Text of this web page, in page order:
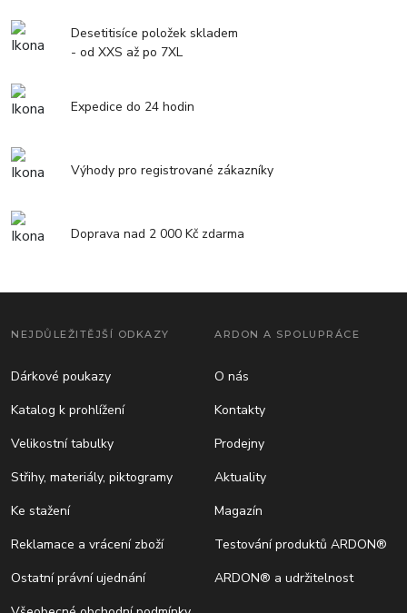
Desetitisíce položek skladem
- od XXS až po 7XL
Expedice do 24 hodin
Výhody pro registrované zákazníky
Doprava nad 2 000 Kč zdarma
NEJDŮLEŽITĚJŠÍ ODKAZY
Dárkové poukazy
Katalog k prohlížení
Velikostní tabulky
Střihy, materiály, piktogramy
Ke stažení
Reklamace a vrácení zboží
Ostatní právní ujednání
ARDON A SPOLUPRÁCE
O nás
Kontakty
Prodejny
Aktuality
Magazín
Testování produktů ARDON®
ARDON® a udržitelnost